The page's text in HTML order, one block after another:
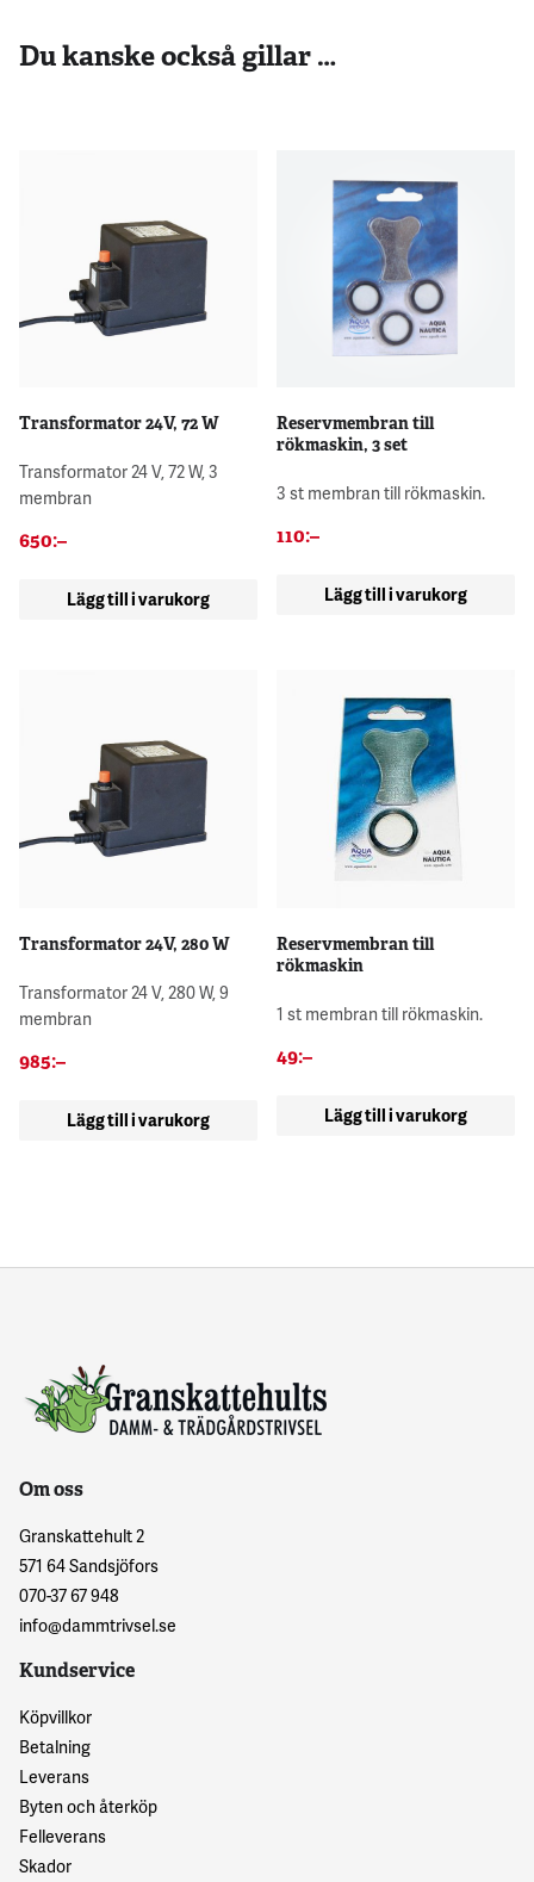
Du kanske också gillar …
Transformator 24V, 72 W
Transformator 24 V, 72 W, 3
membran
650:–
Lägg till i varukorg
Reservmembran till
rökmaskin, 3 set
3 st membran till rökmaskin.
110:–
Lägg till i varukorg
Transformator 24V, 280 W
Transformator 24 V, 280 W, 9
membran
985:–
Lägg till i varukorg
Reservmembran till
rökmaskin
1 st membran till rökmaskin.
49:–
Lägg till i varukorg
Om oss
Granskattehult 2
571 64 Sandsjöfors
070-37 67 948
info@dammtrivsel.se
Kundservice
Köpvillkor
Betalning
Leverans
Byten och återköp
Felleverans
Skador